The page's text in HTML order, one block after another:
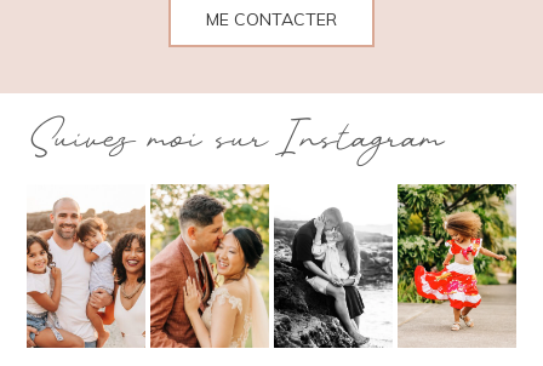
ME CONTACTER
Suivez moi sur Instagram